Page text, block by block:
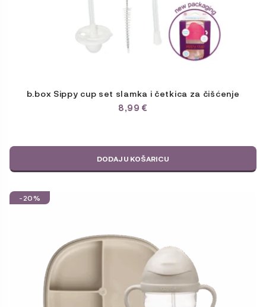
b.box Sippy cup set slamka i četkica za čišćenje
8,99€
DODAJ U KOŠARICU
-20%